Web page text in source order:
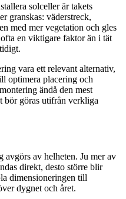
solceller är takets
granskas: väderstreck,
med mer vegetation och gles
en viktigare faktor än i tät
vara ett relevant alternativ,
optimera placering och
ändå den mest
bör göras utifrån verkliga
avgörs av helheten. Ju mer av
direkt, desto större blir
dimensioneringen till
dygnet och året.